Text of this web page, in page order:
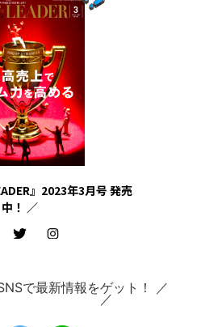
』2023年3月号 発売
中！ ／
で最新情報をゲット！ ／